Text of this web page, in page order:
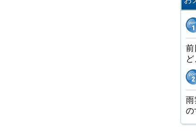
前
の